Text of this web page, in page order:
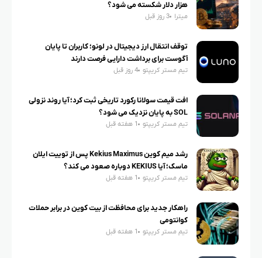
هزار دلار شکسته می شود؟
میترا 3 روز قبل
توقف انتقال ارز دیجیتال در لونو؛ کاربران تا پایان
آگوست برای برداشت دارایی فرصت دارند
تیم مستر کریپتو 4 روز قبل
افت قیمت سولانا رکورد تاریخی ثبت کرد؛ آیا روند نزولی
SOL به پایان نزدیک می شود؟
تیم مستر کریپتو 1 هفته قبل
رشد میم کوین Kekius Maximus پس از توییت ایلان
ماسک؛ آیا KEKIUS دوباره صعود می کند؟
تیم مستر کریپتو 1 هفته قبل
راهکار جدید برای محافظت از بیت کوین در برابر حملات
کوانتومی
تیم مستر کریپتو 1 هفته قبل